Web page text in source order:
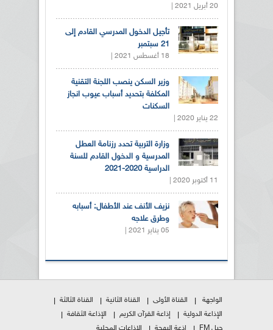
20 أبريل 2021 |
تأجيل الدخول المدرسي القادم إلى
21 سبتمبر
18 أغسطس 2021 |
وزير السكن ينصب اللجنة التقنية
المكلفة بتحديد أسباب عيوب انجاز
السكنات
22 يناير 2020 |
وزارة التربية تحدد رزنامة العطل
المدرسية و الدخول القادم للسنة
الدراسية 2020-2021
11 أكتوبر 2020 |
نزيف الأنف عند الأطفال: أسبابه
وطرق علاجه
05 يناير 2021 |
الواجهة القناة الأولى القناة الثانية
القناة الثالثة
الإذاعة الدولية
إذاعة القرآن الكريم
الإذاعة الثقافة
جيل FM
إذعة البهجة الإذاعات المحلية